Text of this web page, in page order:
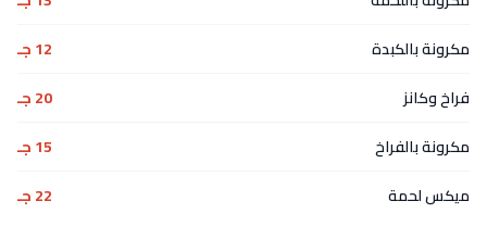
مكرونة بالكبدة
12 جـ
فراخ وكانز
20 جـ
مكرونة بالفراخ
15 جـ
ميكس لحمة
22 جـ